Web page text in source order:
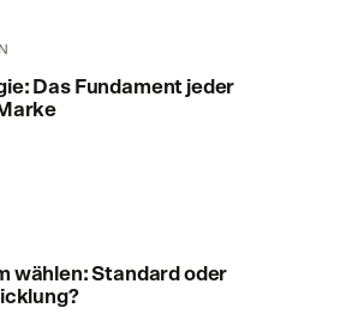
Das Fundament jeder
wählen: Standard oder